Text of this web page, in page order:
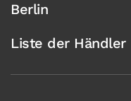
Berlin
Liste der Händler